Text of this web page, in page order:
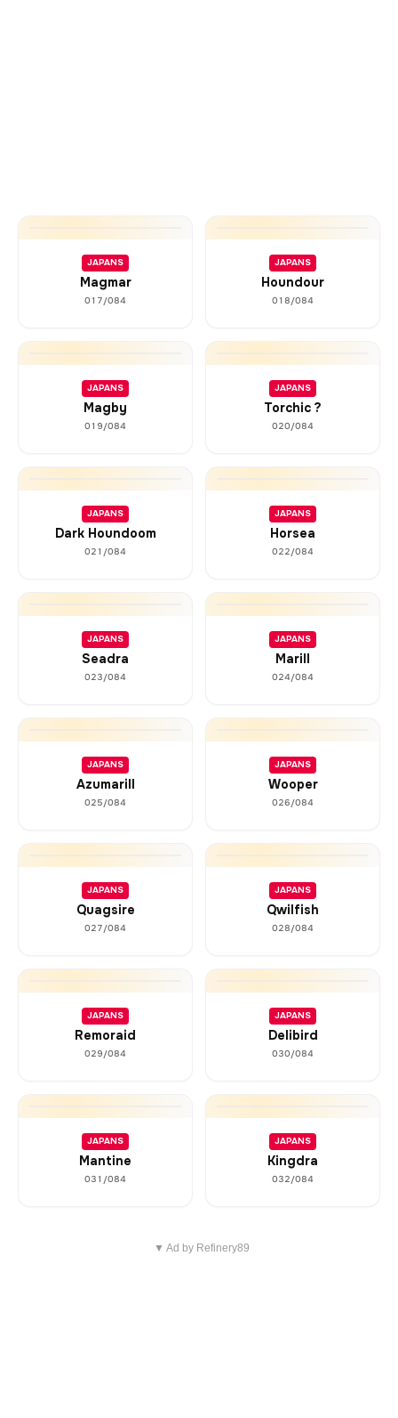
JAPANS
Magmar
017/084
JAPANS
Houndour
018/084
JAPANS
Magby
019/084
JAPANS
Torchic ?
020/084
JAPANS
Dark Houndoom
021/084
JAPANS
Horsea
022/084
JAPANS
Seadra
023/084
JAPANS
Marill
024/084
JAPANS
Azumarill
025/084
JAPANS
Wooper
026/084
JAPANS
Quagsire
027/084
JAPANS
Qwilfish
028/084
JAPANS
Remoraid
029/084
JAPANS
Delibird
030/084
JAPANS
Mantine
031/084
JAPANS
Kingdra
032/084
▼ Ad by Refinery89